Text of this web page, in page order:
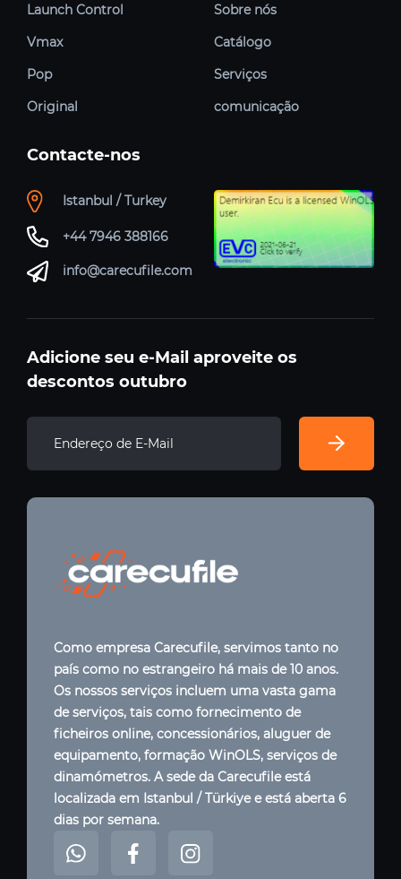
Launch Control
Vmax
Pop
Original
Sobre nós
Catálogo
Serviços
comunicação
Contacte-nos
Istanbul / Turkey
+44 7946 388166
info@carecufile.com
Adicione seu e-Mail aproveite os
descontos outubro
Como empresa Carecufile, servimos tanto no
país como no estrangeiro há mais de 10 anos.
Os nossos serviços incluem uma vasta gama
de serviços, tais como fornecimento de
ficheiros online, concessionários, aluguer de
equipamento, formação WinOLS, serviços de
dinamómetros. A sede da Carecufile está
localizada em Istanbul / Türkiye e está aberta 6
dias por semana.